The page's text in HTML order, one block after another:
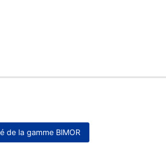
de la gamme BIMOR